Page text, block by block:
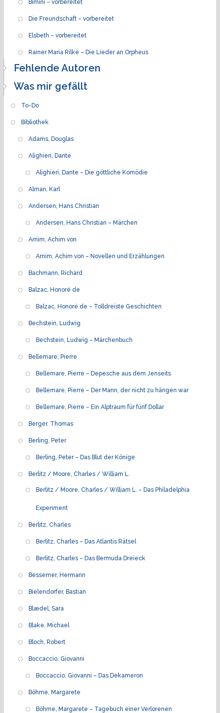
Bimini – vorbereitet
Die Freundschaft – vorbereitet
Elsbeth – vorbereitet
Rainer Maria Rilke – Die Lieder an Orpheus
Fehlende Autoren
Was mir gefällt
To-Do
Bibliothek
Adams, Douglas
Alighieri, Dante
Alighieri, Dante – Die göttliche Komödie
Alman, Karl
Andersen, Hans Christian
Andersen, Hans Christian – Märchen
Arnim, Achim von
Arnim, Achim von – Novellen und Erzählungen
Bachmann, Richard
Balzac, Honoré de
Balzac, Honoré de – Tolldreiste Geschichten
Bechstein, Ludwig
Bechstein, Ludwig – Märchenbuch
Bellemare, Pierre
Bellemare, Pierre – Depesche aus dem Jenseits
Bellemare, Pierre – Der Mann, der nicht zu hängen war
Bellemare, Pierre – Ein Alptraum für fünf Dollar
Berger, Thomas
Berling, Peter
Berling, Peter – Das Blut der Könige
Berlitz / Moore, Charles / William L.
Berlitz / Moore, Charles / William L. – Das Philadelphia
Experiment
Berlitz, Charles
Berlitz, Charles – Das Atlantis Rätsel
Berlitz, Charles – Das Bermuda Dreieck
Bessemer, Hermann
Bielendorfer, Bastian
Blædel, Sara
Blake, Michael
Bloch, Robert
Boccaccio, Giovanni
Boccaccio, Giovanni – Das Dekameron
Böhme, Margarete
Böhme, Margarete – Tagebuch einer Verlorenen